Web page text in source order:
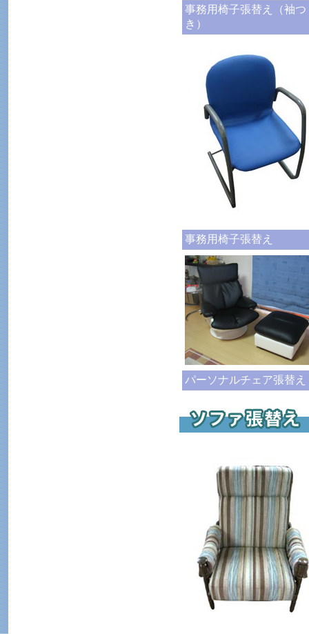
事務用椅子張替え（袖つ
き）
事務用椅子張替え
パーソナルチェア張替え